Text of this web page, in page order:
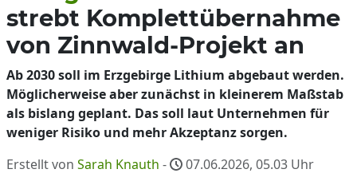
strebt Komplettübernahme
von Zinnwald-Projekt an
Ab 2030 soll im Erzgebirge Lithium abgebaut werden.
Möglicherweise aber zunächst in kleinerem Maßstab
als bislang geplant. Das soll laut Unternehmen für
weniger Risiko und mehr Akzeptanz sorgen.
Erstellt von Sarah Knauth - 07.06.2026, 05.03 Uhr